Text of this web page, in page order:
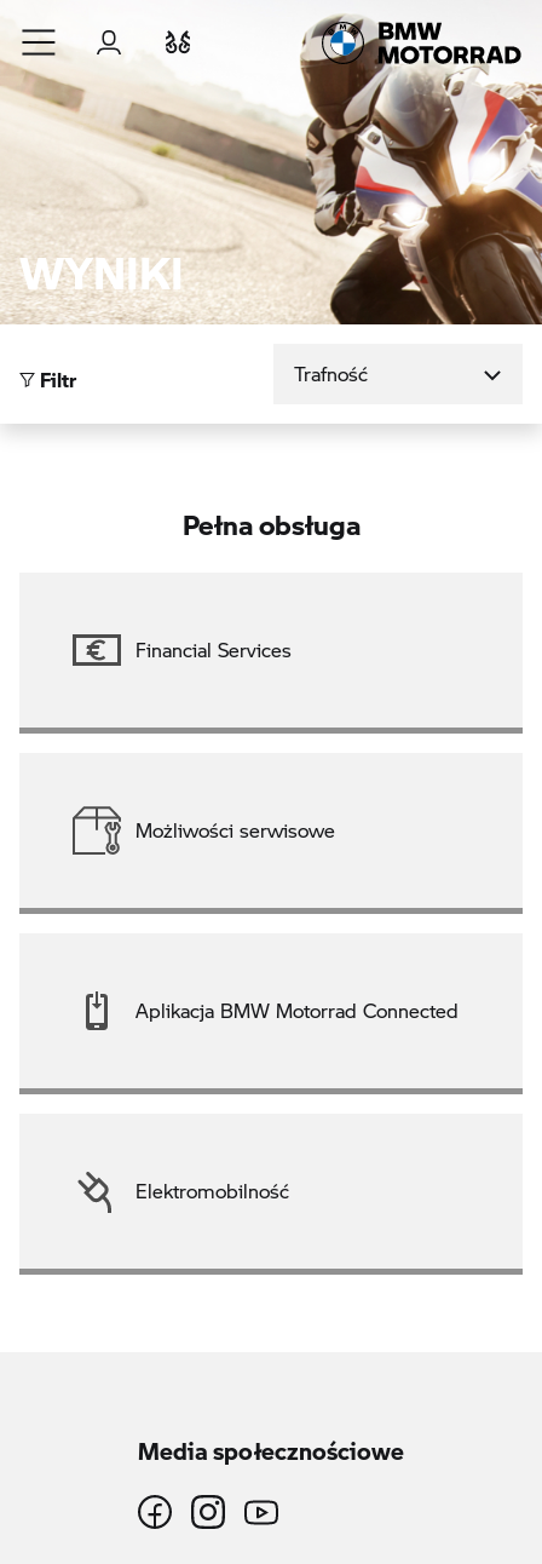
Przejdź do głównej treści
Zaloguj się
WYNIKI
Filtr
Pełna obsługa
Financial Services
Możliwości serwisowe
Aplikacja BMW Motorrad Connected
Elektromobilność
Media społecznościowe